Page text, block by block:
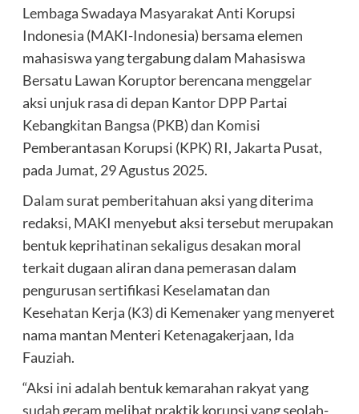
Lembaga Swadaya Masyarakat Anti Korupsi
Indonesia (MAKI-Indonesia) bersama elemen
mahasiswa yang tergabung dalam Mahasiswa
Bersatu Lawan Koruptor berencana menggelar
aksi unjuk rasa di depan Kantor DPP Partai
Kebangkitan Bangsa (PKB) dan Komisi
Pemberantasan Korupsi (KPK) RI, Jakarta Pusat,
pada Jumat, 29 Agustus 2025.
Dalam surat pemberitahuan aksi yang diterima
redaksi, MAKI menyebut aksi tersebut merupakan
bentuk keprihatinan sekaligus desakan moral
terkait dugaan aliran dana pemerasan dalam
pengurusan sertifikasi Keselamatan dan
Kesehatan Kerja (K3) di Kemenaker yang menyeret
nama mantan Menteri Ketenagakerjaan, Ida
Fauziah.
“Aksi ini adalah bentuk kemarahan rakyat yang
sudah geram melihat praktik korupsi yang seolah-